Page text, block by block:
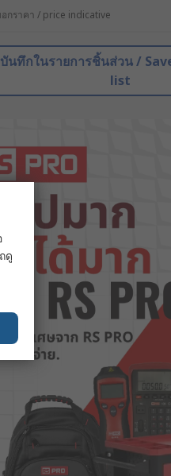
กราคา / price indicative
บันทึกในรายการชิ้นส่วน /
list
ดู